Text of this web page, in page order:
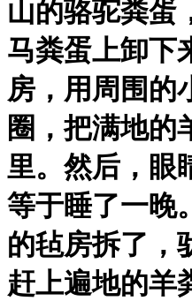
山的骆驼粪蛋
马粪蛋上卸下
房，用周围的
圈，把满地的
里。然后，眼
等于睡了一晚
的毡房拆了，
赶上遍地的羊